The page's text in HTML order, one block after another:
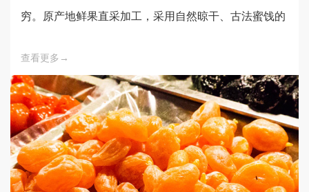
穷。原产地鲜果直采加工，采用自然晾干、古法蜜饯的
快乐的美味享受。
查看更多→